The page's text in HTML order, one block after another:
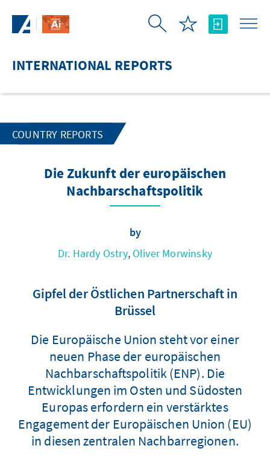
INTERNATIONAL REPORTS
COUNTRY REPORTS
Die Zukunft der europäischen
Nachbarschaftspolitik
by
Dr. Hardy Ostry, Oliver Morwinsky
Gipfel der Östlichen Partnerschaft in
Brüssel
Die Europäische Union steht vor einer
neuen Phase der europäischen
Nachbarschaftspolitik (ENP). Die
Entwicklungen im Osten und Südosten
Europas erfordern ein verstärktes
Engagement der Europäischen Union (EU)
in diesen zentralen Nachbarregionen.